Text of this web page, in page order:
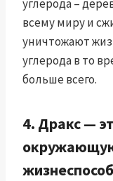
углерода –
всему миру и
уничтожают
углерода в то
больше всего.
4. Дракс —